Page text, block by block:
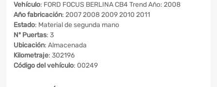
Vehículo: FORD FOCUS BERLINA CB4 Trend Año: 2008
Año fabricación: 2007 2008 2009 2010 2011
Estado: Material de segunda mano
Nº Puertas: 3
Ubicación: Almacenada
Kilometraje: 302196
Código del vehículo: 00249